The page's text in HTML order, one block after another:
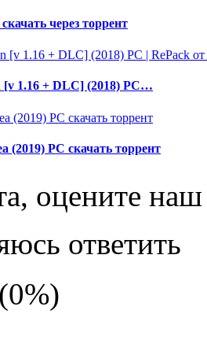
через торрент
[v 1.16 + DLC] (2018) PC…
(2019) PC скачать торрент
оцените наш
ответить
(0%)